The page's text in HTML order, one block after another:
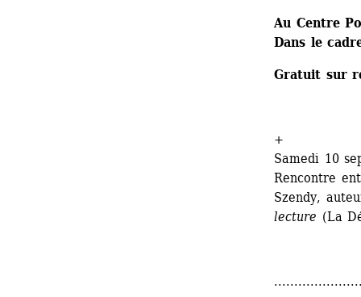
Au Centre
Dans le
Gratuit sur
+
Samedi 10
Rencontre
Szendy,
lecture (La